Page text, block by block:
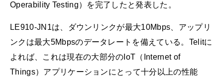
Operability Testing）を完了したと発表した。
LE910-JN1は、ダウンリンクが最大10Mbps、アップリ
ンクは最大5Mbpsのデータレートを備えている。Telitに
よれば、これは現在の大部分のIoT（Internet of
Things）アプリケーションにとって十分以上の性能